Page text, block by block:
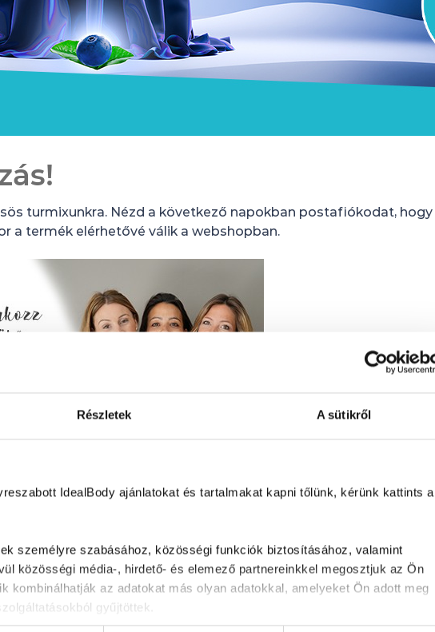
Részletek A sütikről
IdealBody ajánlatokat és tartalmakat kapni tőlünk, kérünk kattints a
személyre szabásához, közösségi funkciók biztosításához, valamint
közösségi média-, hirdető- és elemező partnereinkkel megosztjuk az Ön
kombinálhatják az adatokat más olyan adatokkal, amelyeket Ön adott meg
gyűjtöttek.
turmixunkra. Nézd a következő napokban postafiókodat, hogy
a termék elérhetővé válik a webshopban.